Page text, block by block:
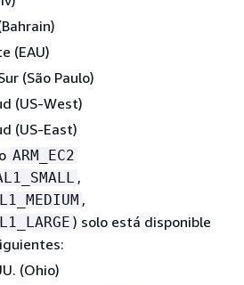
(EAU)
(São Paulo)
(US-West)
(US-East)
ARM_EC2
,
,
) solo está disponible
(Ohio)